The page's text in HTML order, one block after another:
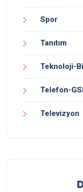
Spor
Tanıtım
Teknoloji-
Telefon-
Televizyon